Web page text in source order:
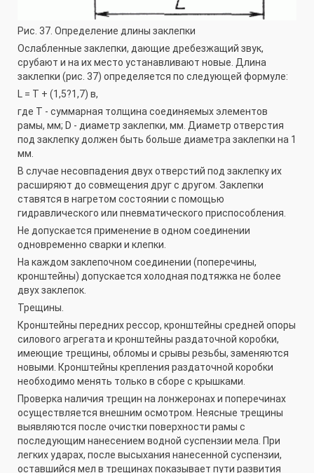
Рис. 37. Определение длины заклепки
Ослабленные заклепки, дающие дребезжащий звук,
срубают и на их место устанавливают новые. Длина
заклепки (рис. 37) определяется по следующей формуле:
L = Т + (1,5?1,7) в,
где Т - суммарная толщина соединяемых элементов
рамы, мм; D - диаметр заклепки, мм. Диаметр отверстия
под заклепку должен быть больше диаметра заклепки на 1
мм.
В случае несовпадения двух отверстий под заклепку их
расширяют до совмещения друг с другом. Заклепки
ставятся в нагретом состоянии с помощью
гидравлического или пневматического приспособления.
Не допускается применение в одном соединении
одновременно сварки и клепки.
На каждом заклепочном соединении (поперечины,
кронштейны) допускается холодная подтяжка не более
двух заклепок.
Трещины.
Кронштейны передних рессор, кронштейны средней опоры
силового агрегата и кронштейны раздаточной коробки,
имеющие трещины, обломы и срывы резьбы, заменяются
новыми. Кронштейны крепления раздаточной коробки
необходимо менять только в сборе с крышками.
Проверка наличия трещин на лонжеронах и поперечинах
осуществляется внешним осмотром. Неясные трещины
выявляются после очистки поверхности рамы с
последующим нанесением водной суспензии мела. При
легких ударах, после высыхания нанесенной суспензии,
оставшийся мел в трещинах показывает пути развития